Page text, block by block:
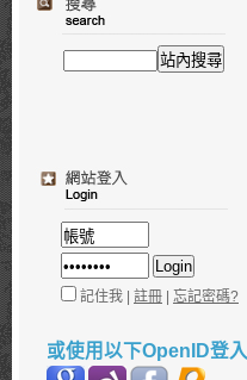
記住我 | 註冊 | 忘記密碼?
或使用以下OpenID登入